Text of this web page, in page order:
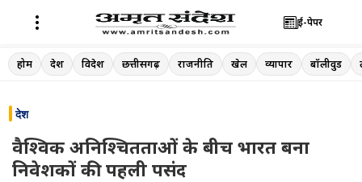
Skip
to
ई-पेपर
होम देश विदेश छत्तीसगढ़ राजनीति खेल व्यापार बॉलीवुड
देश
वैश्विक अनिश्चितताओं के बीच भारत बना
निवेशकों की पहली पसंद